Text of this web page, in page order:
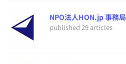
NPO法人HON.jp 事務局
published 29 articles